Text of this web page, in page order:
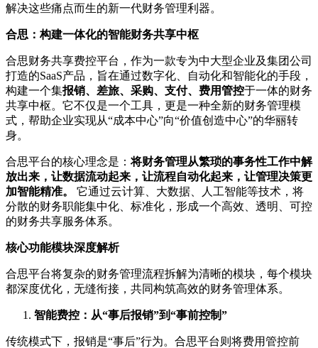
解决这些痛点而生的新一代财务管理利器。
合思：构建一体化的智能财务共享中枢
合思财务共享费控平台，作为一款专为中大型企业及集团公司
打造的SaaS产品，旨在通过数字化、自动化和智能化的手段，
构建一个集报销、差旅、采购、支付、费用管控于一体的财务
共享中枢。它不仅是一个工具，更是一种全新的财务管理模
式，帮助企业实现从“成本中心”向“价值创造中心”的华丽转
身。
合思平台的核心理念是：将财务管理从繁琐的事务性工作中解
放出来，让数据流动起来，让流程自动化起来，让管理决策更
加智能精准。
它通过云计算、大数据、人工智能等技术，将
分散的财务职能集中化、标准化，形成一个高效、透明、可控
的财务共享服务体系。
核心功能模块深度解析
合思平台将复杂的财务管理流程拆解为清晰的模块，每个模块
都深度优化，无缝衔接，共同构筑高效的财务管理体系。
智能费控：从“事后报销”到“事前控制”
传统模式下，报销是“事后”行为。合思平台则将费用管控前